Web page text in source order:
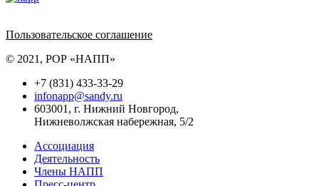
Пользовательское соглашение
© 2021, РОР «НАПП»
+7 (831) 433-33-29
infonapp@sandy.ru
603001, г. Нижний Новгород,
Нижневолжская набережная, 5/2
Ассоциация
Деятельность
Члены НАПП